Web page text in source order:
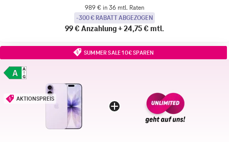
989 € in 36 mtl. Raten
-300 € RABATT ABGEZOGEN
99 € Anzahlung+24,75 € mtl.
SUMMER SALE 10€ SPAREN
AKTIONSPREIS